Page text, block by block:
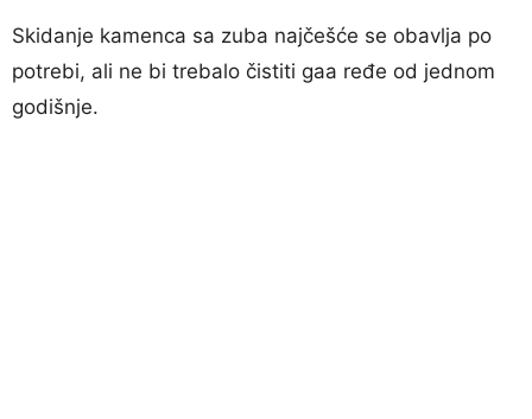
Skidanje kamenca sa zuba najčešće se obavlja po
potrebi, ali ne bi trebalo čistiti gaa ređe od jednom
godišnje.